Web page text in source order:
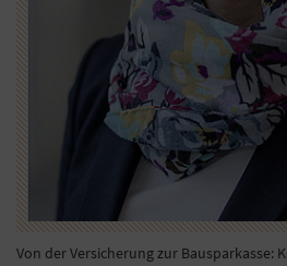
Von der Versicherung zur Bausparkasse: